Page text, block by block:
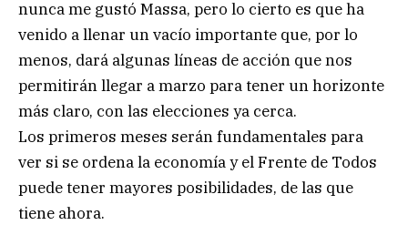
nunca me gustó Massa, pero lo cierto es que ha
venido a llenar un vacío importante que, por lo
menos, dará algunas líneas de acción que nos
permitirán llegar a marzo para tener un horizonte
más claro, con las elecciones ya cerca.
Los primeros meses serán fundamentales para
ver si se ordena la economía y el Frente de Todos
puede tener mayores posibilidades, de las que
tiene ahora.